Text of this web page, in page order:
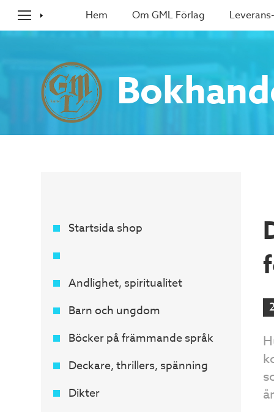
Hem Om GML Förlag
Startsida shop
Andlighet, spiritualitet
Barn och ungdom
Böcker på främmande språk
Deckare, thrillers, spänning
Dikter